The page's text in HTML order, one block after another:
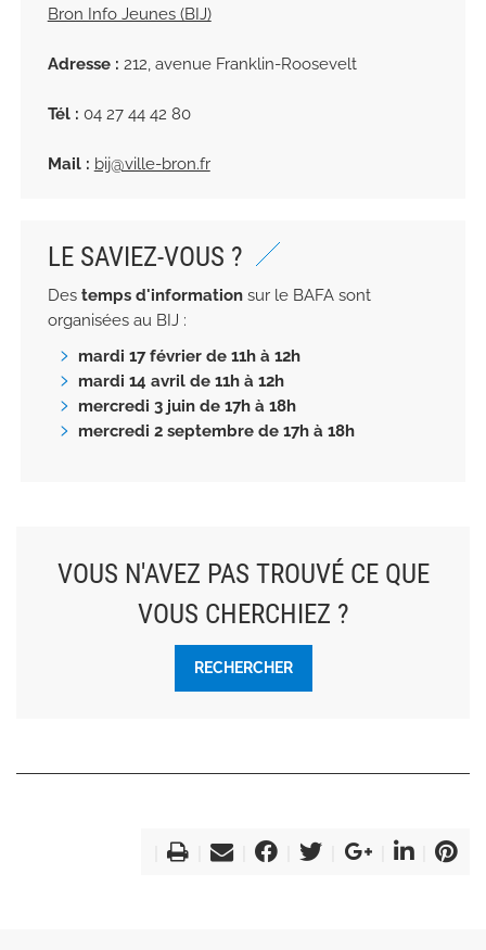
Bron Info Jeunes (BIJ)
Adresse : 212, avenue Franklin-Roosevelt
Tél : 04 27 44 42 80
Mail : bij@ville-bron.fr
LE SAVIEZ-VOUS ?
Des temps d'informationsur le BAFA sont
organisées au BIJ :
mardi 17 février de 11h à 12h
mardi 14 avril de 11h à 12h
mercredi 3 juin de 17h à 18h
mercredi 2 septembre de 17h à 18h
VOUS N'AVEZ PAS TROUVÉ CE QUE
VOUS CHERCHIEZ ?
RECHERCHER